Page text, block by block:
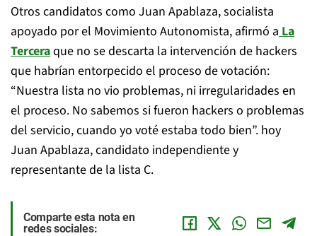
Otros candidatos como Juan Apablaza, socialista
apoyado por el Movimiento Autonomista, afirmó aLa
Terceraque no se descarta la intervención de hackers
que habrían entorpecido el proceso de votación:
“Nuestra lista no vio problemas, ni irregularidades en
el proceso. No sabemos si fueron hackers o problemas
del servicio, cuando yo voté estaba todo bien”. hoy
Juan Apablaza, candidato independiente y
representante de la lista C.
Comparte esta nota en
redes sociales: